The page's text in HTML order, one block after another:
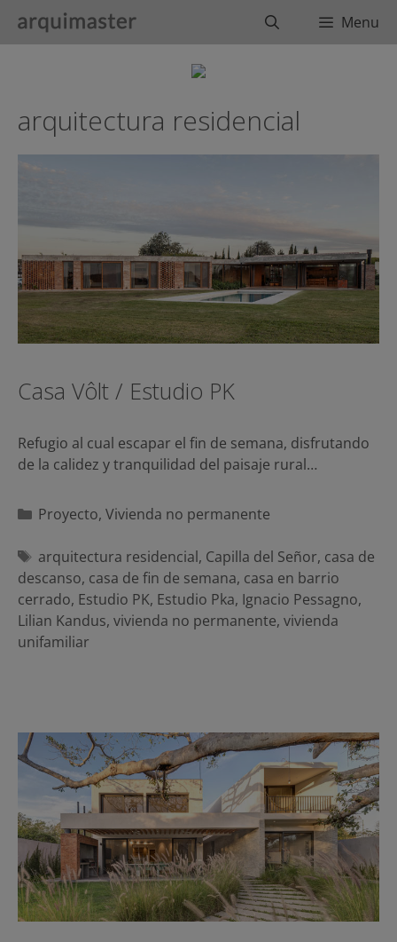
BuscarMenu
arquitectura residencial
Casa Vôlt / Estudio PK
Refugio al cual escapar el fin de semana, disfrutando
de la calidez y tranquilidad del paisaje rural…
Categorías
Proyecto, Vivienda no permanente
Etiquetas
arquitectura residencial, Capilla del Señor, casa de
descanso, casa de fin de semana, casa en barrio
cerrado, Estudio PK, Estudio Pka, Ignacio Pessagno,
Lilian Kandus, vivienda no permanente, vivienda
unifamiliar